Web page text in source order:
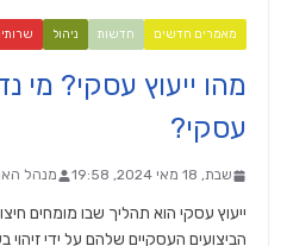
מאמרים חדשים חדשות ניהול
מהו ייעוץ עסקי? מי
עסקי?
שבת, 18 מאי 2024, 19:58 מנהל
ייעוץ עסקי הוא תהליך שבו מומחים
הביצועים העסקיים שלהם על ידי זיהוי